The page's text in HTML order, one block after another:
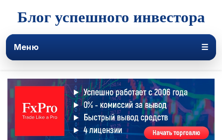
Блог успешного инвестора
Меню ☰